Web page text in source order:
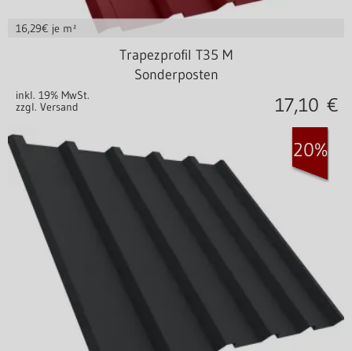
Stahl 0,40 mm
16,29€ je m²
Trapezprofil T35 M
Sonderposten
inkl. 19% MwSt.
zzgl. Versand
17,10 €
20%